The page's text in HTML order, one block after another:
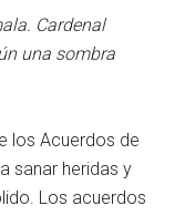
Cardenal
una sombra
los Acuerdos de
sanar heridas y
Los acuerdos